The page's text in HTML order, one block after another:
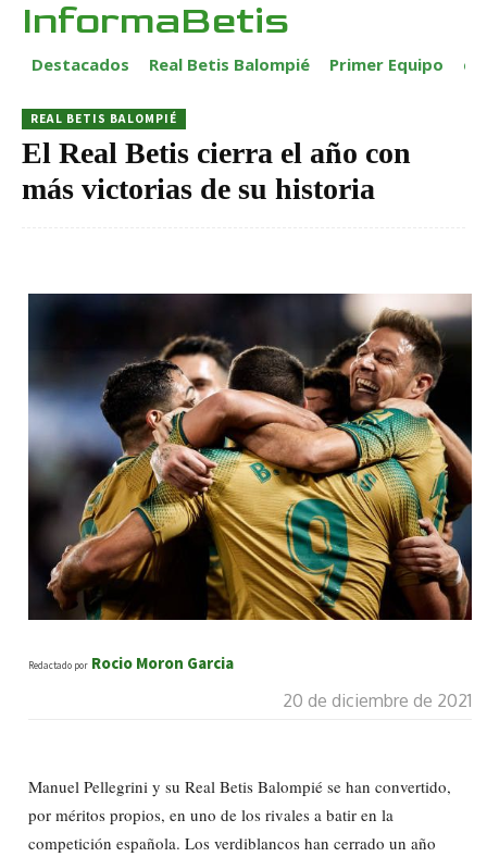
InformaBetis
Destacados Real Betis Balompié Primer Equipo
REAL BETIS BALOMPIÉ
El Real Betis cierra el año con
más victorias de su historia
Redactado por Rocio Moron Garcia
20 de diciembre de 2021
Manuel Pellegrini y su Real Betis Balompié se han convertido,
por méritos propios, en uno de los rivales a batir en la
competición española. Los verdiblancos han cerrado un año